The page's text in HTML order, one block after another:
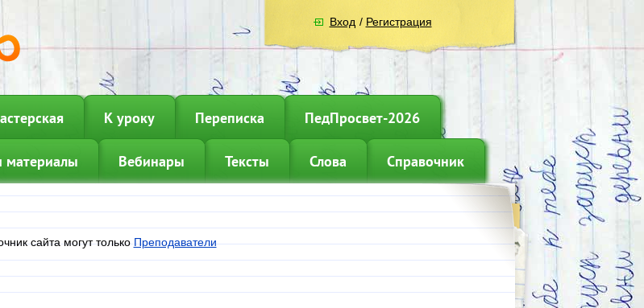
Вход / Регистрация
К уроку Переписка ПедПросвет-2026
материалы Вебинары Тексты Слова Справочник
сайта могут толькоПреподаватели